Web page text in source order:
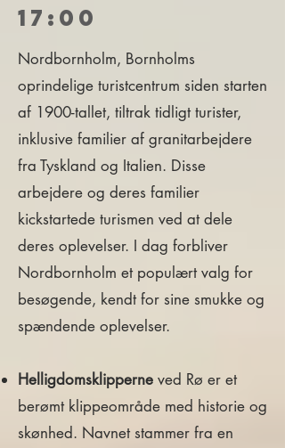
17:00
Nordbornholm, Bornholms
oprindelige turistcentrum siden starten
af 1900-tallet, tiltrak tidligt turister,
inklusive familier af granitarbejdere
fra Tyskland og Italien. Disse
arbejdere og deres familier
kickstartede turismen ved at dele
deres oplevelser. I dag forbliver
Nordbornholm et populært valg for
besøgende, kendt for sine smukke og
spændende oplevelser.
Helligdomsklipperne ved Rø er et
berømt klippeområde med historie og
skønhed. Navnet stammer fra en